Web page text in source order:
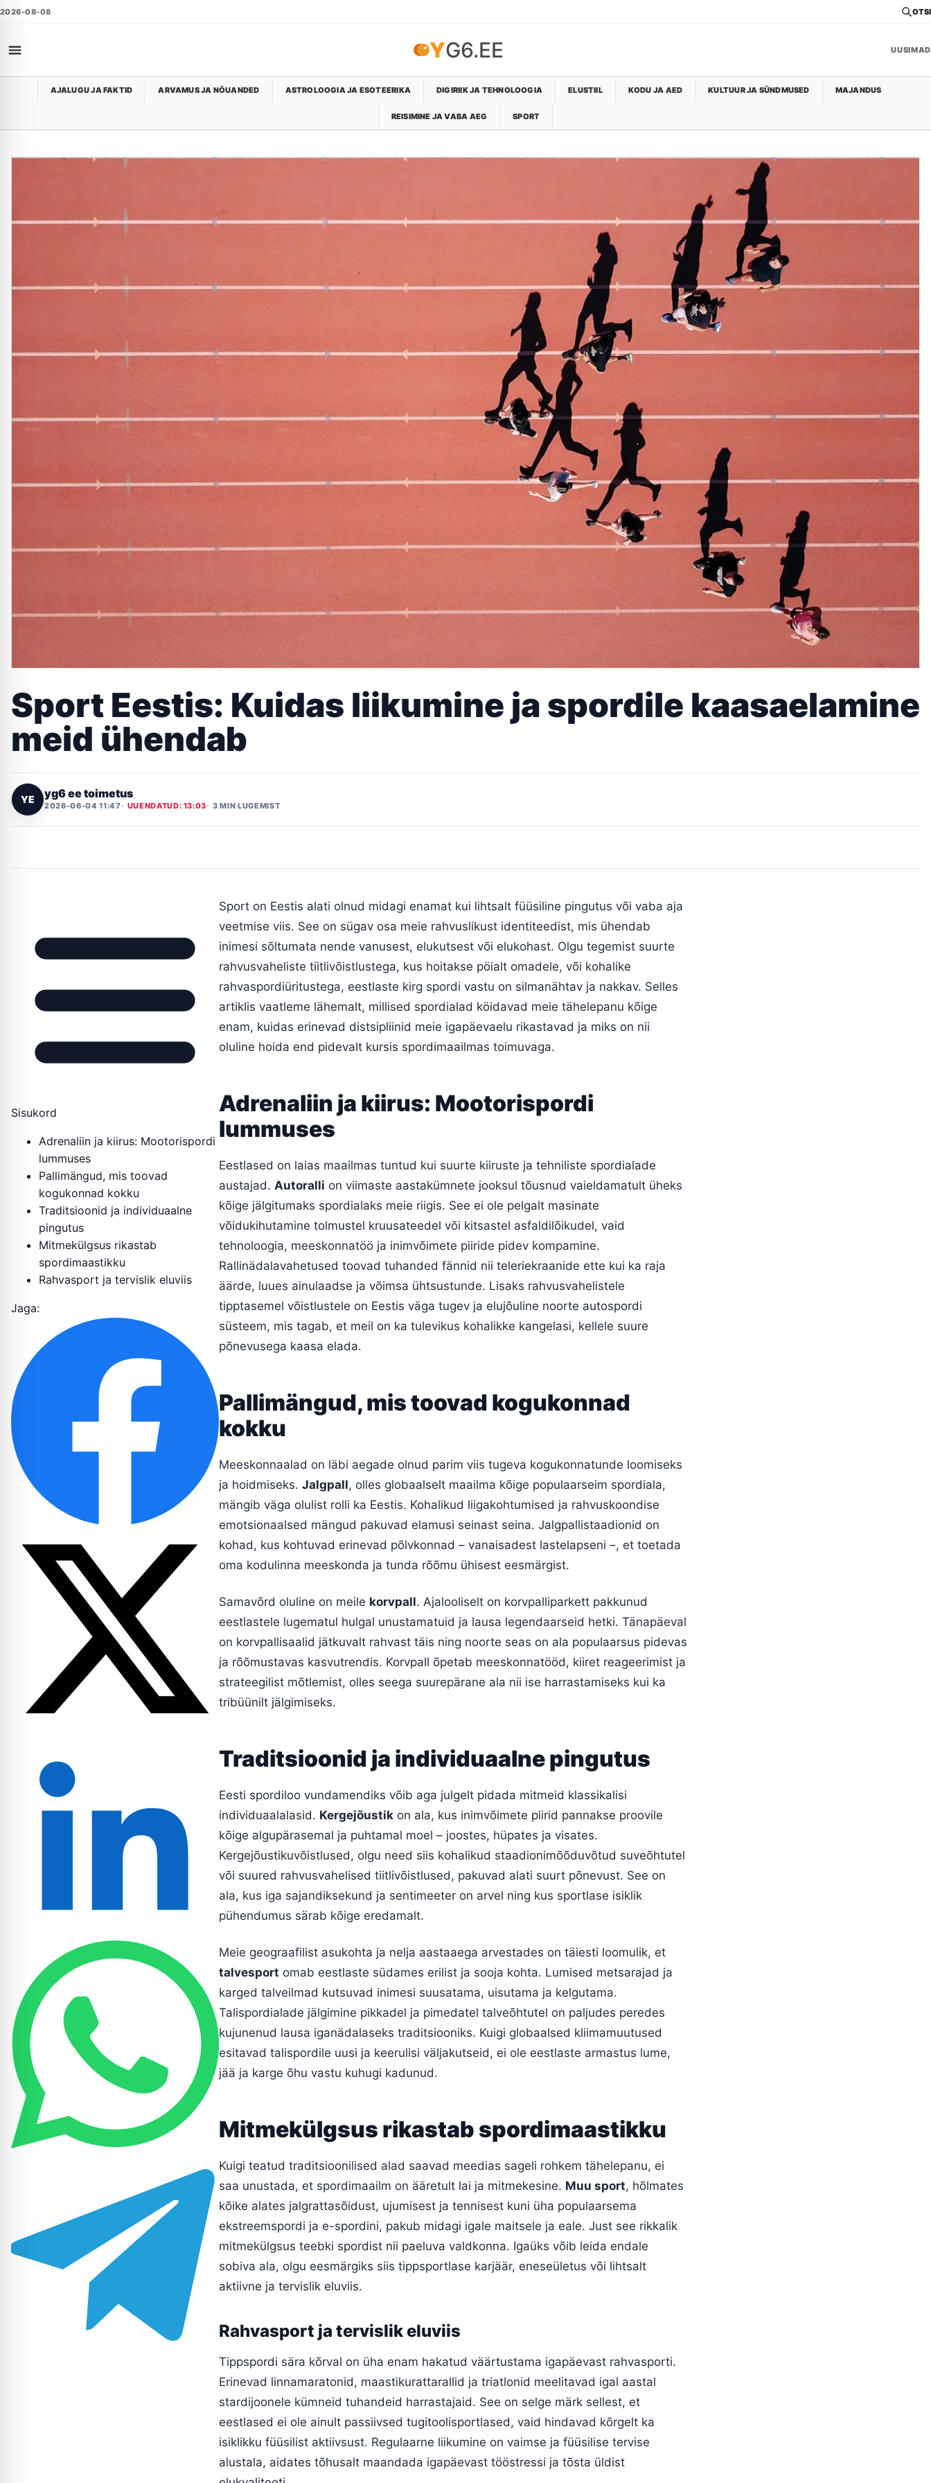
2026-08-08 OTSI
YG6.EE UUSIMAD
AJALUGU JA FAKTID ARVAMUS JA NÕUANDED ASTROLOOGIA JA ESOTEERIKA DIGIRIIK JA TEHNOLOOGIA ELUSTIIL KODU JA AED KULTUUR JA SÜNDMUSED MAJANDUS
REISIMINE JA VABA AEG SPORT
Sport Eestis: Kuidas liikumine ja spordile kaasaelamine
meid ühendab
YE yg6 ee toimetus
2026-06-04 11:47 UUENDATUD: 13:03 3 MIN LUGEMIST
Sisukord
Adrenaliin ja kiirus: Mootorispordi
lummuses
Pallimängud, mis toovad
kogukonnad kokku
Traditsioonid ja individuaalne
pingutus
Mitmekülgsus rikastab
spordimaastikku
Rahvasport ja tervislik eluviis
Jaga:
Sport on Eestis alati olnud midagi enamat kui lihtsalt füüsiline pingutus või vaba aja
veetmise viis. See on sügav osa meie rahvuslikust identiteedist, mis ühendab
inimesi sõltumata nende vanusest, elukutsest või elukohast. Olgu tegemist suurte
rahvusvaheliste tiitlivõistlustega, kus hoitakse pöialt omadele, või kohalike
rahvaspordiüritustega, eestlaste kirg spordi vastu on silmanähtav ja nakkav. Selles
artiklis vaatleme lähemalt, millised spordialad köidavad meie tähelepanu kõige
enam, kuidas erinevad distsipliinid meie igapäevaelu rikastavad ja miks on nii
oluline hoida end pidevalt kursis spordimaailmas toimuvaga.
Adrenaliin ja kiirus: Mootorispordi
lummuses
Eestlased on laias maailmas tuntud kui suurte kiiruste ja tehniliste spordialade
austajad. Autoralli on viimaste aastakümnete jooksul tõusnud vaieldamatult üheks
kõige jälgitumaks spordialaks meie riigis. See ei ole pelgalt masinate
võidukihutamine tolmustel kruusateedel või kitsastel asfaldilõikudel, vaid
tehnoloogia, meeskonnatöö ja inimvõimete piiride pidev kompamine.
Rallinädalavahetused toovad tuhanded fännid nii teleriekraanide ette kui ka raja
äärde, luues ainulaadse ja võimsa ühtsustunde. Lisaks rahvusvahelistele
tipptasemel võistlustele on Eestis väga tugev ja elujõuline noorte autospordi
süsteem, mis tagab, et meil on ka tulevikus kohalikke kangelasi, kellele suure
põnevusega kaasa elada.
Pallimängud, mis toovad kogukonnad
kokku
Meeskonnaalad on läbi aegade olnud parim viis tugeva kogukonnatunde loomiseks
ja hoidmiseks. Jalgpall, olles globaalselt maailma kõige populaarseim spordiala,
mängib väga olulist rolli ka Eestis. Kohalikud liigakohtumised ja rahvuskoondise
emotsionaalsed mängud pakuvad elamusi seinast seina. Jalgpallistaadionid on
kohad, kus kohtuvad erinevad põlvkonnad – vanaisadest lastelapseni –, et toetada
oma kodulinna meeskonda ja tunda rõõmu ühisest eesmärgist.
Samavõrd oluline on meile korvpall. Ajalooliselt on korvpalliparkett pakkunud
eestlastele lugematul hulgal unustamatuid ja lausa legendaarseid hetki. Tänapäeval
on korvpallisaalid jätkuvalt rahvast täis ning noorte seas on ala populaarsus pidevas
ja rõõmustavas kasvutrendis. Korvpall õpetab meeskonnatööd, kiiret reageerimist ja
strateegilist mõtlemist, olles seega suurepärane ala nii ise harrastamiseks kui ka
tribüünilt jälgimiseks.
Traditsioonid ja individuaalne pingutus
Eesti spordiloo vundamendiks võib aga julgelt pidada mitmeid klassikalisi
individuaalalasid. Kergejõustik on ala, kus inimvõimete piirid pannakse proovile
kõige algupärasemal ja puhtamal moel – joostes, hüpates ja visates.
Kergejõustikuvõistlused, olgu need siis kohalikud staadionimõõduvõtud suveõhtutel
või suured rahvusvahelised tiitlivõistlused, pakuvad alati suurt põnevust. See on
ala, kus iga sajandiksekund ja sentimeeter on arvel ning kus sportlase isiklik
pühendumus särab kõige eredamalt.
Meie geograafilist asukohta ja nelja aastaaega arvestades on täiesti loomulik, et
talvesport omab eestlaste südames erilist ja sooja kohta. Lumised metsarajad ja
karged talveilmad kutsuvad inimesi suusatama, uisutama ja kelgutama.
Talispordialade jälgimine pikkadel ja pimedatel talveõhtutel on paljudes peredes
kujunenud lausa iganädalaseks traditsiooniks. Kuigi globaalsed kliimamuutused
esitavad talispordile uusi ja keerulisi väljakutseid, ei ole eestlaste armastus lume,
jää ja karge õhu vastu kuhugi kadunud.
Mitmekülgsus rikastab spordimaastikku
Kuigi teatud traditsioonilised alad saavad meedias sageli rohkem tähelepanu, ei
saa unustada, et spordimaailm on ääretult lai ja mitmekesine. Muu sport, hõlmates
kõike alates jalgrattasõidust, ujumisest ja tennisest kuni üha populaarsema
ekstreemspordi ja e-spordini, pakub midagi igale maitsele ja eale. Just see rikkalik
mitmekülgsus teebki spordist nii paeluva valdkonna. Igaüks võib leida endale
sobiva ala, olgu eesmärgiks siis tippsportlase karjäär, eneseületus või lihtsalt
aktiivne ja tervislik eluviis.
Rahvasport ja tervislik eluviis
Tippspordi sära kõrval on üha enam hakatud väärtustama igapäevast rahvasporti.
Erinevad linnamaratonid, maastikurattarallid ja triatlonid meelitavad igal aastal
stardijoonele kümneid tuhandeid harrastajaid. See on selge märk sellest, et
eestlased ei ole ainult passiivsed tugitoolisportlased, vaid hindavad kõrgelt ka
isiklikku füüsilist aktiivsust. Regulaarne liikumine on vaimse ja füüsilise tervise
alustala, aidates tõhusalt maandada igapäevast tööstressi ja tõsta üldist